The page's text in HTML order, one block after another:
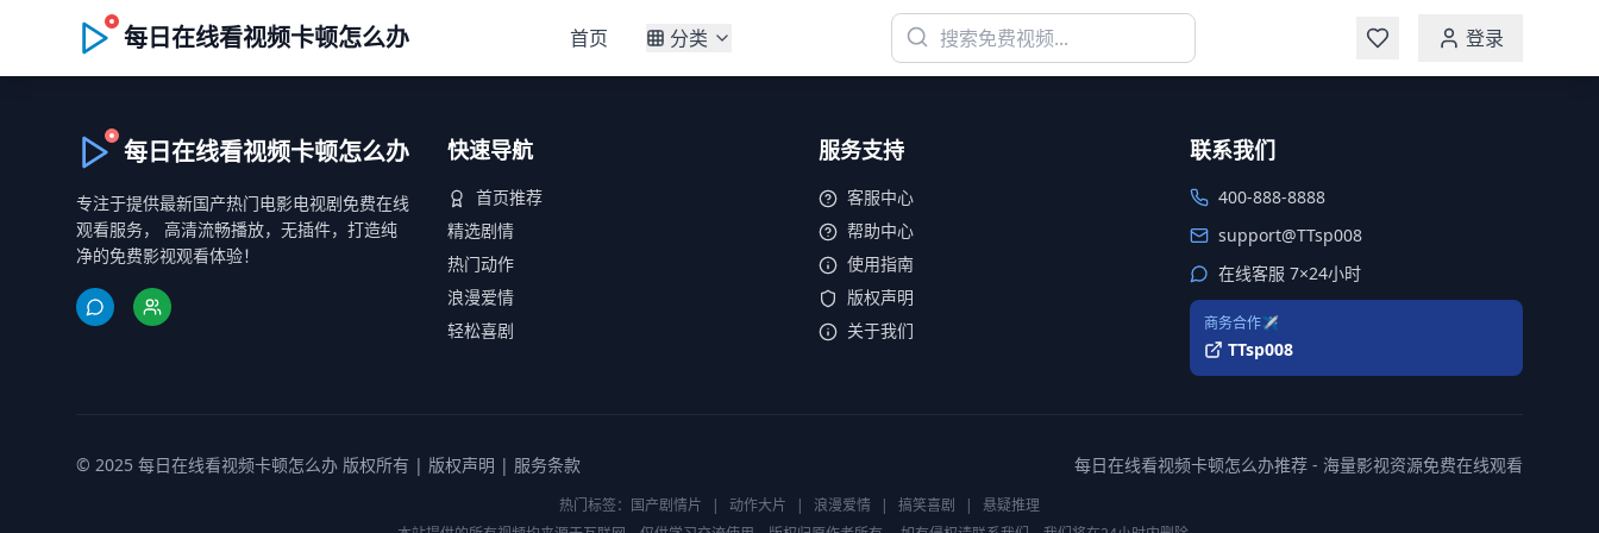
每日在线看视频卡顿怎么办 首页 分类 登录
每日在线看视频卡顿怎么办
专注于提供最新国产热门电影电视剧免费在线
观看服务， 高清流畅播放，无插件，打造纯
净的免费影视观看体验！
快速导航
首页推荐
精选剧情
热门动作
浪漫爱情
轻松喜剧
服务支持
客服中心
帮助中心
使用指南
版权声明
关于我们
联系我们
400-888-8888
support@TTsp008
在线客服 7×24小时
商务合作✈️
TTsp008
© 2025 每日在线看视频卡顿怎么办 版权所有 | 版权声明 | 服务条款 每日在线看视频卡顿怎么办推荐 - 海量影视资源免费在线观看
热门标签： 国产剧情片 | 动作大片 | 浪漫爱情 | 搞笑喜剧 |
悬疑推理